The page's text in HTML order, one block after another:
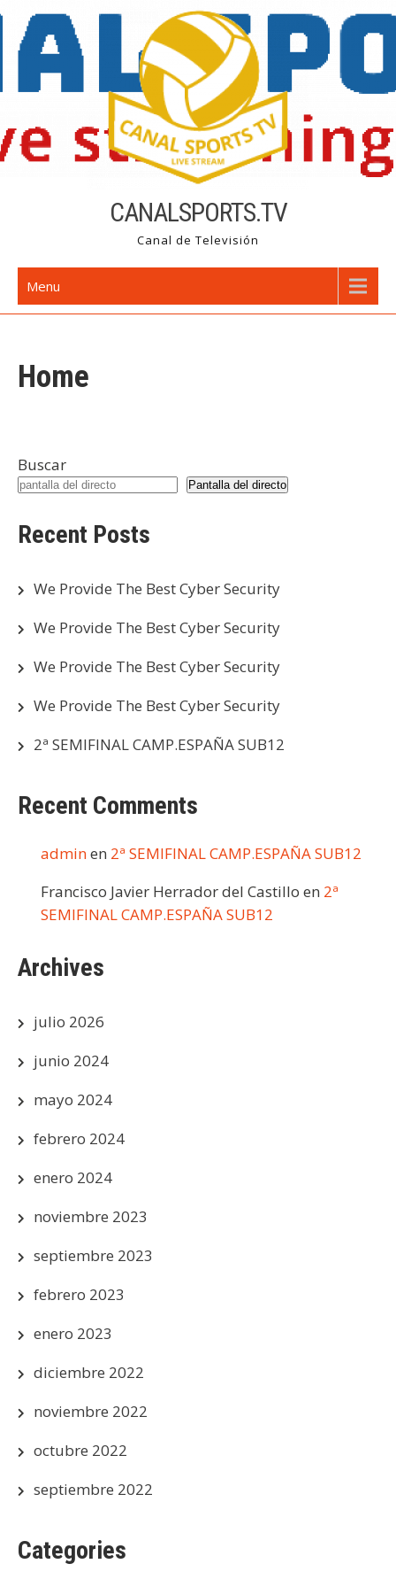
Skip
content
CANALSPORTS.TV
Canal de Televisión
Menu
Home
Buscar
Pantalla del directo
Recent Posts
We Provide The Best Cyber Security
We Provide The Best Cyber Security
We Provide The Best Cyber Security
We Provide The Best Cyber Security
2ª SEMIFINAL CAMP.ESPAÑA SUB12
Recent Comments
adminen 2ª SEMIFINAL CAMP.ESPAÑA SUB12
Francisco Javier Herrador del Castillo en 2ª
SEMIFINAL CAMP.ESPAÑA SUB12
Archives
julio 2026
junio 2024
mayo 2024
febrero 2024
enero 2024
noviembre 2023
septiembre 2023
febrero 2023
enero 2023
diciembre 2022
noviembre 2022
octubre 2022
septiembre 2022
Categories